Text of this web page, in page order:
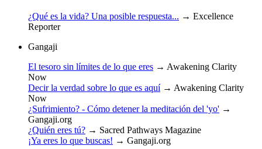
¿Qué es la vida? Una posible respuesta... → Excellence
Reporter
Gangaji
El tesoro sin límites de lo que eres → Awakening Clarity
Now
Decir la verdad sobre lo que es aquí→ Awakening Clarity
Now
¿Sufrimiento? - Cómo detener la meditación del 'yo' →
Gangaji.org
¿Quién eres tú? → Sacred Pathways Magazine
¡Ya eres lo que buscas! → Gangaji.org